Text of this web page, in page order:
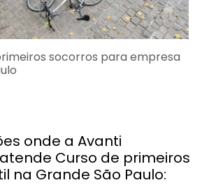
socorros para empresa
onde a Avanti
Curso de primeiros
na Grande São Paulo: